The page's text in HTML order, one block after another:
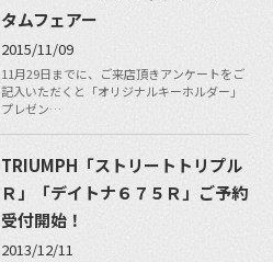
タムフェアー
2015/11/09
11月29日までに、ご来店頂きアンケートをご
記入いただくと「オリジナルキーホルダー」
プレゼン…
TRIUMPH「ストリートトリプル
Ｒ」「デイトナ６７５Ｒ」ご予約
受付開始！
2013/12/11